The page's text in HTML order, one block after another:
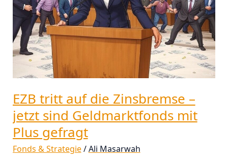
EZB tritt auf die Zinsbremse –
jetzt sind Geldmarktfonds mit
Plus gefragt
Fonds & Strategie/Ali Masarwah
jetzt
sind
Geldmarktfonds
mit
Plus
gefragt